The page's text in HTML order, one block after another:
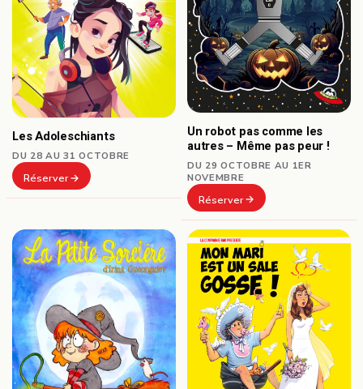
Les Adoleschiants
DU 28 AU 31 OCTOBRE
Réserver
Un robot pas comme les
autres – Même pas peur !
DU 29 OCTOBRE AU 1ER
NOVEMBRE
Réserver